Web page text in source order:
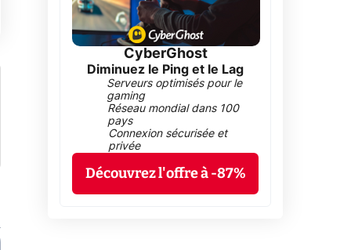
CyberGhost
Diminuez le Ping et le Lag
Serveurs optimisés pour le
gaming
Réseau mondial dans 100
pays
Connexion sécurisée et
privée
Découvrez l'offre à -87%